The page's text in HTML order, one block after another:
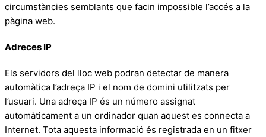
circumstàncies semblants que facin impossible l’accés a la
pàgina web.
Adreces IP
Els servidors del lloc web podran detectar de manera
automàtica l’adreça IP i el nom de domini utilitzats per
l’usuari. Una adreça IP és un número assignat
automàticament a un ordinador quan aquest es connecta a
Internet. Tota aquesta informació és registrada en un fitxer